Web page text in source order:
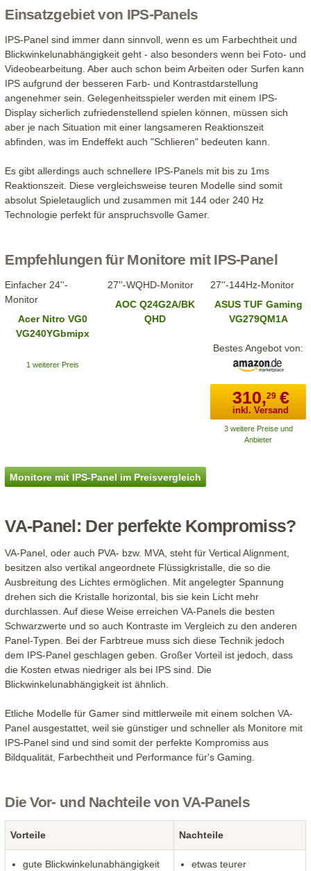
Einsatzgebiet von IPS-Panels
IPS-Panel sind immer dann sinnvoll, wenn es um Farbechtheit und
Blickwinkelunabhängigkeit geht - also besonders wenn bei Foto- und
Videobearbeitung. Aber auch schon beim Arbeiten oder Surfen kann
IPS aufgrund der besseren Farb- und Kontrastdarstellung
angenehmer sein. Gelegenheitsspieler werden mit einem IPS-
Display sicherlich zufriedenstellend spielen können, müssen sich
aber je nach Situation mit einer langsameren Reaktionszeit
abfinden, was im Endeffekt auch "Schlieren" bedeuten kann.
Es gibt allerdings auch schnellere IPS-Panels mit bis zu 1ms
Reaktionszeit. Diese vergleichsweise teuren Modelle sind somit
absolut Spieletauglich und zusammen mit 144 oder 240 Hz
Technologie perfekt für anspruchsvolle Gamer.
Empfehlungen für Monitore mit IPS-Panel
Einfacher 24''-
Monitor
Acer Nitro VG0
VG240YGbmipx
1 weiterer Preis
27''-WQHD-Monitor
AOC Q24G2A/BK
QHD
27''-144Hz-Monitor
ASUS TUF Gaming
VG279QM1A
Bestes Angebot von:
310,29 €
inkl. Versand
3 weitere Preise und
Anbieter
Monitore mit IPS-Panel im Preisvergleich
VA-Panel: Der perfekte Kompromiss?
VA-Panel, oder auch PVA- bzw. MVA, steht für Vertical Alignment,
besitzen also vertikal angeordnete Flüssigkristalle, die so die
Ausbreitung des Lichtes ermöglichen. Mit angelegter Spannung
drehen sich die Kristalle horizontal, bis sie kein Licht mehr
durchlassen. Auf diese Weise erreichen VA-Panels die besten
Schwarzwerte und so auch Kontraste im Vergleich zu den anderen
Panel-Typen. Bei der Farbtreue muss sich diese Technik jedoch
dem IPS-Panel geschlagen geben. Großer Vorteil ist jedoch, dass
die Kosten etwas niedriger als bei IPS sind. Die
Blickwinkelunabhängigkeit ist ähnlich.
Etliche Modelle für Gamer sind mittlerweile mit einem solchen VA-
Panel ausgestattet, weil sie günstiger und schneller als Monitore mit
IPS-Panel sind und sind somit der perfekte Kompromiss aus
Bildqualität, Farbechtheit und Performance für's Gaming.
Die Vor- und Nachteile von VA-Panels
Vorteile Nachteile
gute Blickwinkelunabhängigkeit
etwas teurer